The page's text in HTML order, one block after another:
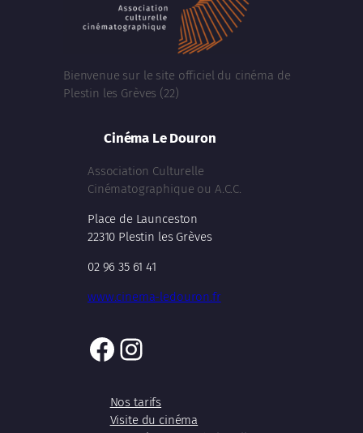
Bienvenue sur le site officiel du cinéma de
Plestin les Grèves (22)
Cinéma Le Douron
Association Culturelle
Cinématographique ou A.C.C.
Place de Launceston
22310 Plestin les Grèves
02 96 35 61 41
www.cinema-ledouron.fr
Facebook
Instagram
Nos tarifs
Visite du cinéma